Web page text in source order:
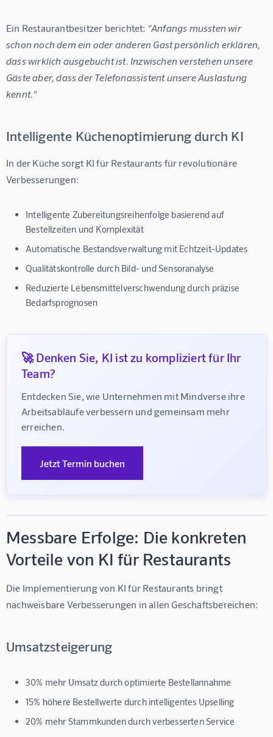
Ein Restaurantbesitzer berichtet: "Anfangs mussten wir
schon noch dem ein oder anderen Gast persönlich erklären,
dass wirklich ausgebucht ist. Inzwischen verstehen unsere
Gäste aber, dass der Telefonassistent unsere Auslastung
kennt."
Intelligente Küchenoptimierung durch KI
In der Küche sorgt KI für Restaurants für revolutionäre
Verbesserungen:
Intelligente Zubereitungsreihenfolge basierend auf
Bestellzeiten und Komplexität
Automatische Bestandsverwaltung mit Echtzeit-Updates
Qualitätskontrolle durch Bild- und Sensoranalyse
Reduzierte Lebensmittelverschwendungdurch präzise
Bedarfsprognosen
🚀 Denken Sie, KI ist zu kompliziert für Ihr
Team?
Entdecken Sie, wie Unternehmen mit Mindverse ihre
Arbeitsabläufe verbessern und gemeinsam mehr
erreichen.
Jetzt Termin buchen
Messbare Erfolge: Die konkreten
Vorteile von KI für Restaurants
Die Implementierung von KI für Restaurants bringt
nachweisbare Verbesserungen in allen Geschäftsbereichen:
Umsatzsteigerung
30% mehr Umsatzdurch optimierte Bestellannahme
15% höhere Bestellwerte durch intelligentes Upselling
20% mehr Stammkundendurch verbesserten Service